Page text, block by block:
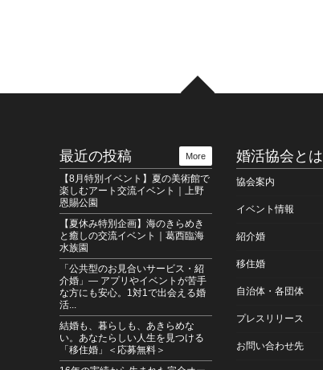
け入れ開始のお知らせ ― 県内34市町村が加わり、令
会い応援キャンペーン『ご好評につきGWまで期間延
絶景” ソラチカスノーシュー in 千畳敷カール／参加者
イト「Jタウンネット」に新潟県粟島浦村の紹介記事
沼の農コン♡FARMERS PARTY” 参加女性募集のお知
体が参加 オンラインミーティングを開催しました＜
ッフによる個別支援型サポートプラン” 募集開始のご
最近の投稿
【8月特別イベント】夏の美術館で
楽しむアート交流イベント｜上野
恩賜公園
【夏休み特別企画】海のきらめき
と癒しの交流イベント｜葛西臨海
水族園
「公共型のお見合いサービス・紹
介婚」― アプリやイベントが苦手
な方にも安心。1対1で出会える婚
活...
結婚も、暮らしも、あきらめな
い。あなたらしい人生を見つける
「移住婚」＜応募無料＞
More 婚活協会とは
協会案内
イベント情報
紹介婚
移住婚
自治体・各団体
プレスリリース
お問い合わせ先